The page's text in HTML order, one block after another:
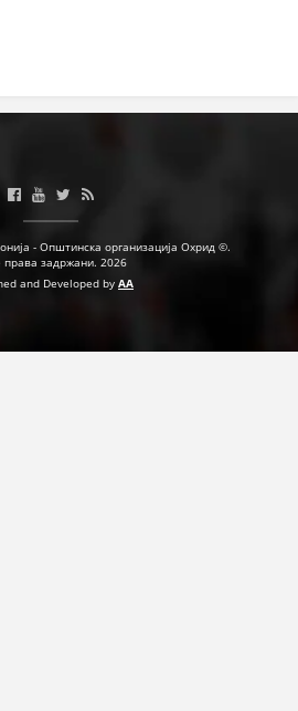
- Општинска организација Охрид ©.
права задржани. 2026
and Developed by AA